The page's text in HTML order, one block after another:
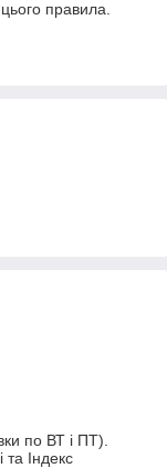
цього правила.
по ВТ і ПТ).
та Індекс